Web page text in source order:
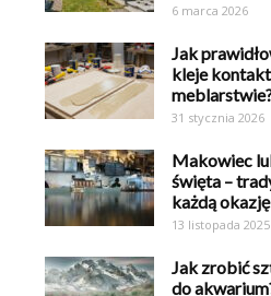
6 marca 2026
Jak
kleje
31 stycznia 2026
Makowiec
święta –
każdą okazję
13 listopada 2025
Jak zrobić
do